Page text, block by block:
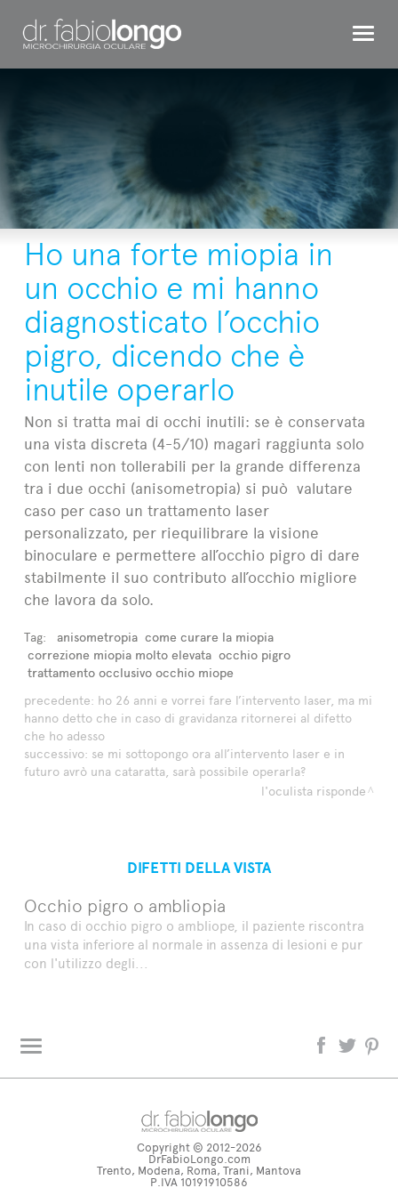
OCCHIO BAMBINO
INTERVENTI
TESTIMONIAL
DR. LONGO
CONTATTI
Ho una forte miopia in
un occhio e mi hanno
diagnosticato l’occhio
pigro, dicendo che è
inutile operarlo
Non si tratta mai di occhi inutili: se è conservata
una vista discreta (4-5/10) magari raggiunta solo
con lenti non tollerabili per la grande differenza
tra i due occhi (anisometropia) si può valutare
caso per caso un trattamento laser
personalizzato, per riequilibrare la visione
binoculare e permettere all’occhio pigro di dare
stabilmente il suo contributo all’occhio migliore
che lavora da solo.
Tag: anisometropia come curare la miopia
correzione miopia molto elevata occhio pigro
trattamento occlusivo occhio miope
precedente: ho 26 anni e vorrei fare l’intervento laser, ma mi
hanno detto che in caso di gravidanza ritornerei al difetto
che ho adesso
successivo: se mi sottopongo ora all’intervento laser e in
futuro avrò una cataratta, sarà possibile operarla?
l'oculista risponde
DIFETTI DELLA VISTA
Occhio pigro o ambliopia
In caso di occhio pigro o ambliope, il paziente riscontra
una vista inferiore al normale in assenza di lesioni e pur
con l'utilizzo degli...
Copyright © 2012-2026
DrFabioLongo.com
Trento, Modena, Roma, Trani, Mantova
P.IVA 10191910586